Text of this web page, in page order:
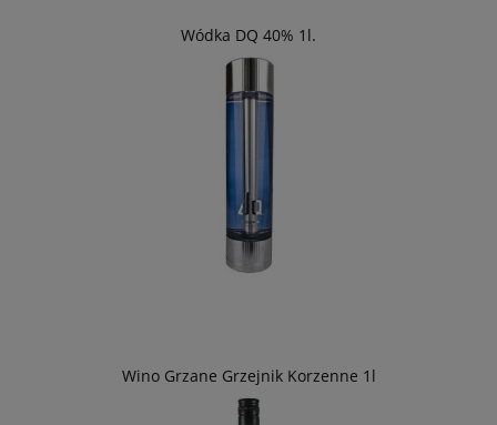
Wódka DQ 40% 1l.
Wino Grzane Grzejnik Korzenne 1l